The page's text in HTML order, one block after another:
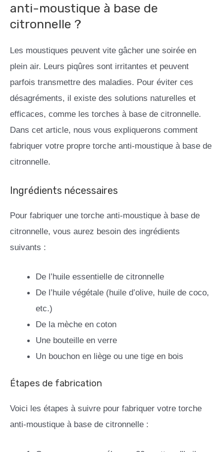
anti-moustique à base de
citronnelle ?
Les moustiques peuvent vite gâcher une soirée en
plein air. Leurs piqûres sont irritantes et peuvent
parfois transmettre des maladies. Pour éviter ces
désagréments, il existe des solutions naturelles et
efficaces, comme les torches à base de citronnelle.
Dans cet article, nous vous expliquerons comment
fabriquer votre propre torche anti-moustique à base de
citronnelle.
Ingrédients nécessaires
Pour fabriquer une torche anti-moustique à base de
citronnelle, vous aurez besoin des ingrédients
suivants :
De l’huile essentielle de citronnelle
De l’huile végétale (huile d’olive, huile de coco,
etc.)
De la mèche en coton
Une bouteille en verre
Un bouchon en liège ou une tige en bois
Étapes de fabrication
Voici les étapes à suivre pour fabriquer votre torche
anti-moustique à base de citronnelle :